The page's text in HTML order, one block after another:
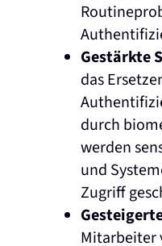
Gestärkte
das
durch
werden
und
Zugriff
Mitarbeiter